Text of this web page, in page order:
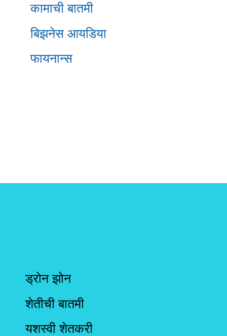
कामाची बातमी
बिझनेस आयडिया
फायनान्स
ड्रोन झोन
शेतीची बातमी
यशस्वी शेतकरी